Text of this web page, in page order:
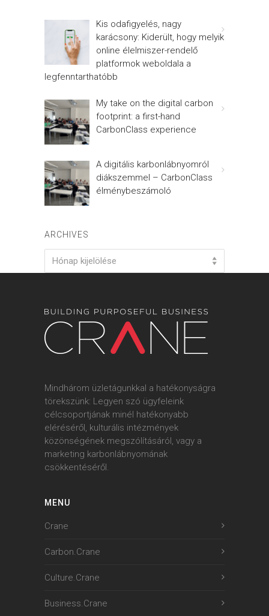
Kis odafigyelés, nagy
karácsony: Kiderült, hogy melyik
online élelmiszer-rendelő
platformok weboldala a
legfenntarthatóbb
My take on the digital carbon
footprint: a first-hand
CarbonClass experience
A digitális karbonlábnyomról
diákszemmel – CarbonClass
élménybeszámoló
ARCHIVES
Hónap kijelölése
Mindhárom üzletágunkkal a hatékonyságra
törekszünk: Legyen szó ügyfeleink
célcsoportjának minél hatékonyabb
eléréséről, kulturális intézmények
közönségének megszólításáról, vagy a
marketing karbonlábnyomának
csökkentéséről.
MENU
Crane
Carbon.Crane
Culture.Crane
Business.Crane